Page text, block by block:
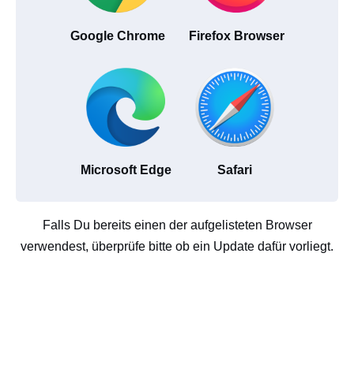
Google Chrome Firefox Browser
Microsoft Edge Safari
Falls Du bereits einen der aufgelisteten Browser
verwendest, überprüfe bitte ob ein Update dafür vorliegt.